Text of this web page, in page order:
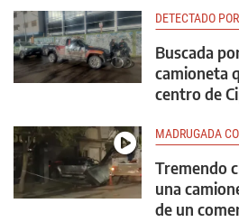
DETECTADO
Buscada
camioneta
centro de
MADRUGADA
Tremendo
una
de un